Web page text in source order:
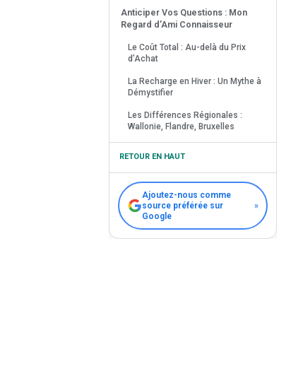
Anticiper Vos Questions : Mon
Regard d’Ami Connaisseur
Le Coût Total : Au-delà du Prix
d’Achat
La Recharge en Hiver : Un Mythe à
Démystifier
Les Différences Régionales :
Wallonie, Flandre, Bruxelles
d’ami !) sur l’Avenir
RETOUR EN HAUT
Ajoutez-nous comme
source préférée sur
Google
»